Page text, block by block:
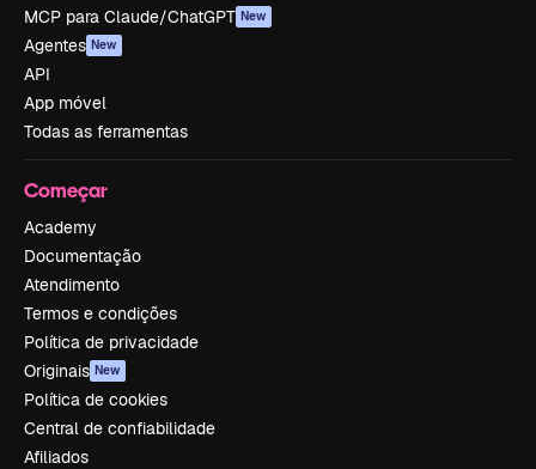
MCP para Claude/ChatGPT New
Agentes New
API
App móvel
Todas as ferramentas
Começar
Academy
Documentação
Atendimento
Termos e condições
Política de privacidade
Originais New
Política de cookies
Central de confiabilidade
Afiliados